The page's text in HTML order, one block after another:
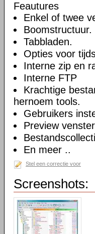
Feautures
Enkel of twee
Boomstructuur.
Tabbladen.
Opties voor
Interne zip en
Interne FTP
Krachtige
hernoem tools.
Gebruikers
Preview
En meer ..
Stel een correctie voor
Screenshots: